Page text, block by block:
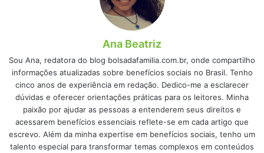
Ana Beatriz
Sou Ana, redatora do blog bolsadafamilia.com.br, onde compartilho
informações atualizadas sobre benefícios sociais no Brasil. Tenho
cinco anos de experiência em redação. Dedico-me a esclarecer
dúvidas e oferecer orientações práticas para os leitores. Minha
paixão por ajudar as pessoas a entenderem seus direitos e
acessarem benefícios essenciais reflete-se em cada artigo que
escrevo. Além da minha expertise em benefícios sociais, tenho um
talento especial para transformar temas complexos em conteúdos